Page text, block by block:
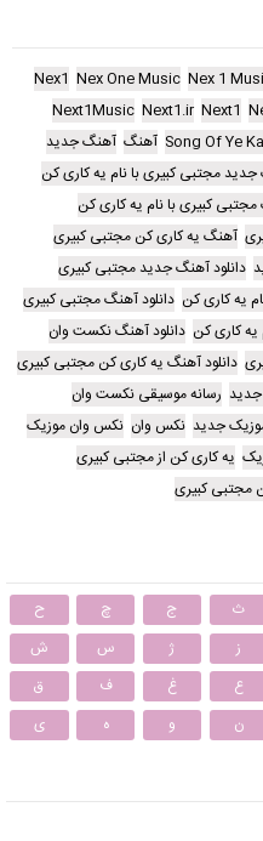
Nex 1
Nex One Music
Nex1
Next1
Next1.ir
Next1Music
Song Of Ye آهنگ آهنگ جدید
مجتبی کبیری با نام یه کاری کن
کبیری با نام یه کاری کن
آهنگ یه کاری کن مجتبی کبیری
دانلود آهنگ جدید مجتبی کبیری
یه کاری کن دانلود آهنگ مجتبی کبیری
یه کاری کن دانلود آهنگ نکست وان
دانلود آهنگ یه کاری کن مجتبی کبیری
جدید رسانه موسیقی نکست وان
جدید نکس وان نکس وان موزیک
یه کاری کن از مجتبی کبیری
مجتبی کبیری
ث ج چ
ح
ز ژ س
ش
ع غ ف
ق
ن و ه ی